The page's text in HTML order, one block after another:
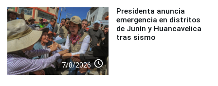
7/8/2026 access_time
Presidenta anuncia
emergencia en distritos
de Junín y Huancavelica
tras sismo